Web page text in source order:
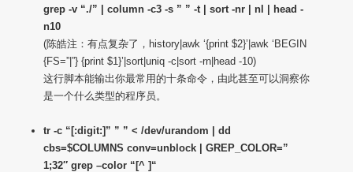
grep -v “./” | column -c3 -s ” ” -t | sort -nr | nl | head -
n10
(陈皓注：有点复杂了，history|awk ‘{print $2}’|awk ‘BEGIN
{FS=”|”} {print $1}’|sort|uniq -c|sort -rn|head -10)
这行脚本能输出你最常用的十条命令，由此甚至可以洞察你
是一个什么类型的程序员。
tr -c “[:digit:]” ” ” < /dev/urandom | dd
cbs=$COLUMNS conv=unblock | GREP_COLOR=”
1;32″ grep –color “[^ ]“